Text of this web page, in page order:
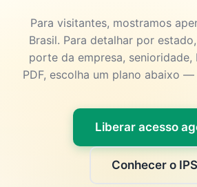
Para visitantes, mostramos
Brasil. Para detalhar por
porte da empresa, senioridade,
PDF, escolha um plano abaixo
Liberar acesso
Conhecer o IPS